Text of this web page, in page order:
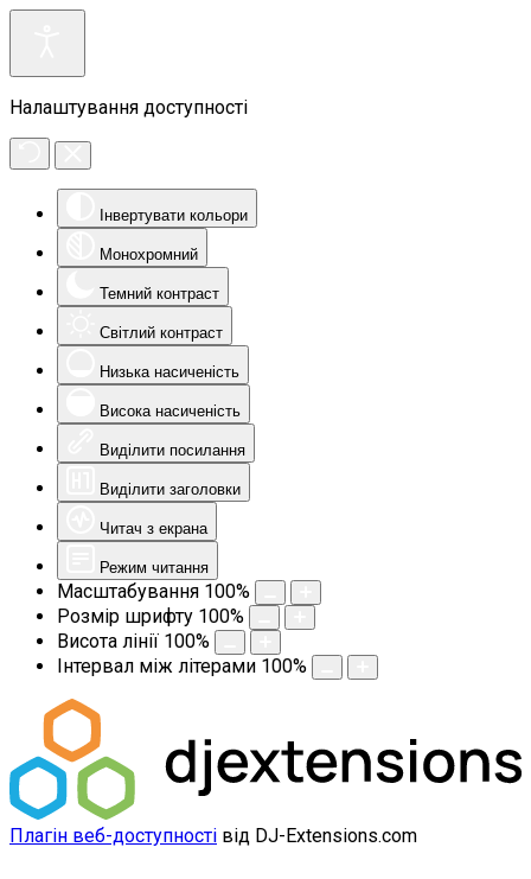
Налаштування доступності
Інвертувати кольори
Монохромний
Темний контраст
Світлий контраст
Низька насиченість
Висока насиченість
Виділити посилання
Виділити заголовки
Читач з екрана
Режим читання
Масштабування 100%
Розмір шрифту 100%
Висота лінії 100%
Інтервал між літерами 100%
Плагін веб-доступності від DJ-Extensions.com